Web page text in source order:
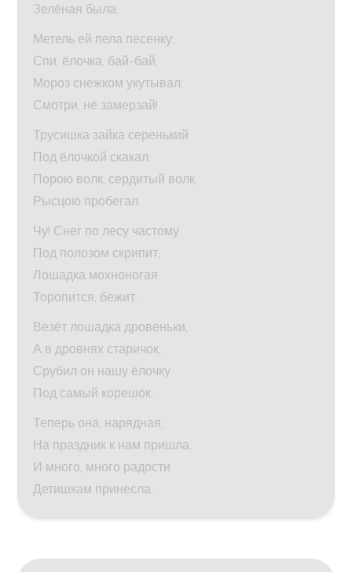
Зелёная была.
Метель ей пела песенку:
Спи, ёлочка, бай-бай,
Мороз снежком укутывал:
Смотри, не замерзай!
Трусишка зайка серенький
Под ёлочкой скакал.
Порою волк, сердитый волк,
Рысцою пробегал.
Чу! Снег по лесу частому
Под полозом скрипит,
Лошадка мохноногая
Торопится, бежит.
Везёт лошадка дровеньки,
А в дровнях старичок,
Срубил он нашу ёлочку
Под самый корешок.
Теперь она, нарядная,
На праздник к нам пришла.
И много, много радости
Детишкам принесла.